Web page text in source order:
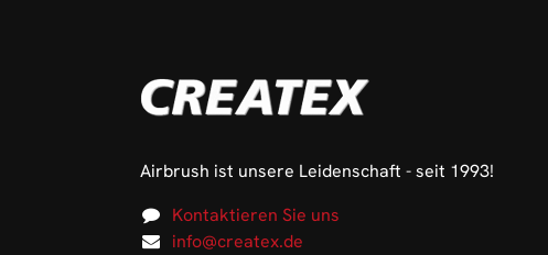
Airbrush ist unsere Leidenschaft - seit 1993!
Kontaktieren Sie uns
info@createx.de